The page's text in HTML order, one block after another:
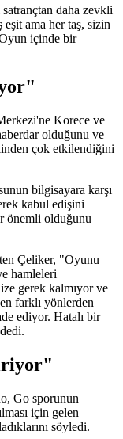
daha zevkli
ama her taş, sizin
içinde bir
Korece ve
olduğunu ve
çok etkilendiğini
bilgisayara karşı
kabul edişini
önemli olduğunu
Çeliker, "Oyunu
hamleleri
gerek kalmıyor ve
farklı yönlerden
ediyor. Hatalı bir
Go sporunun
için gelen
söyledi.